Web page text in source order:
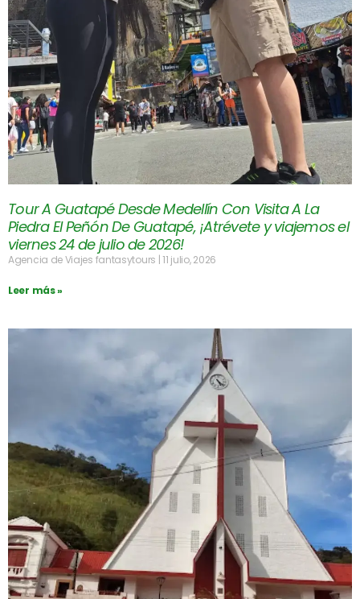
Tour A Guatapé Desde Medellín Con Visita A La
Piedra El Peñón De Guatapé, ¡Atrévete y viajemos el
viernes 24 de julio de 2026!
Agencia de Viajes fantasytours 11 julio, 2026
Leer más »